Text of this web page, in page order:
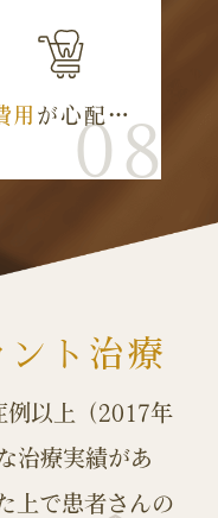
用 が心配…
08
ト治療
例以上（2017年
治療実績があ
上で患者さんの